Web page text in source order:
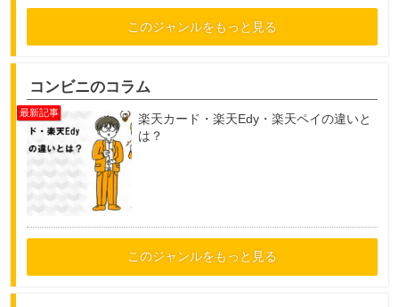
このジャンルをもっと見る
コンビニのコラム
楽天カード・楽天Edy・楽天ペイの違いと
は？
このジャンルをもっと見る